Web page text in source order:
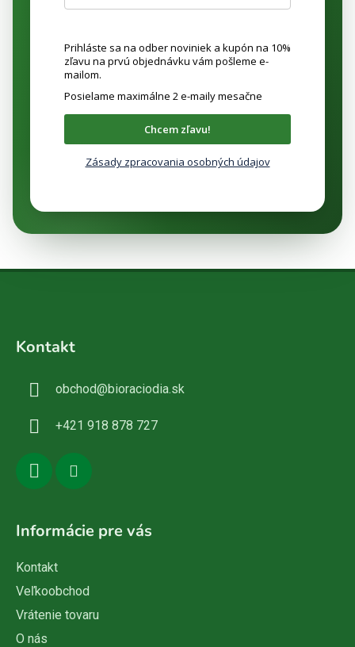
Prihláste sa na odber noviniek a kupón na 10%
zľavu na prvú objednávku vám pošleme e-
mailom.
Posielame maximálne 2 e-maily mesačne
Chcem zľavu!
Zásady zpracovania osobných údajov
Kontakt
obchod@bioraciodia.sk
+421 918 878 727
Informácie pre vás
Kontakt
Veľkoobchod
Vrátenie tovaru
O nás